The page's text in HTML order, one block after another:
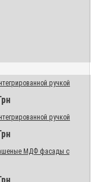
ручкой
ручкой
МДФ фасады с